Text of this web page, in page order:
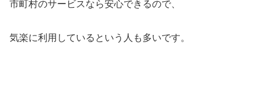
市町村のサービスなら安心できるので、
気楽に利用しているという人も多いです。